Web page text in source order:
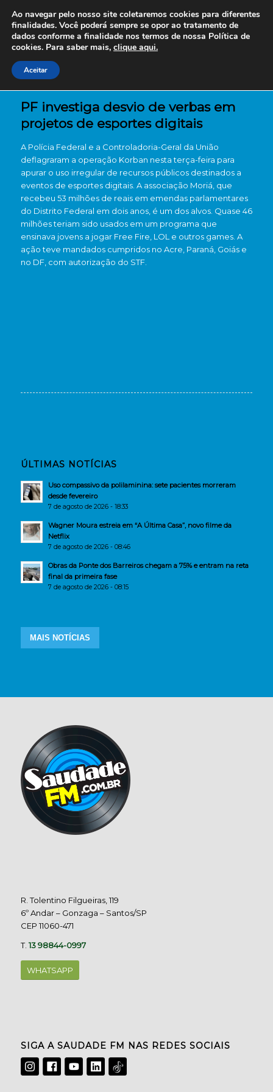
PF investiga desvio de verbas em
projetos de esportes digitais
A Polícia Federal e a Controladoria-Geral da União
deflagraram a operação Korban nesta terça-feira para
apurar o uso irregular de recursos públicos destinados a
eventos de esportes digitais. A associação Moriá, que
recebeu 53 milhões de reais em emendas parlamentares
do Distrito Federal em dois anos, é um dos alvos. Quase 46
milhões teriam sido usados em um programa que
ensinava jovens a jogar Free Fire, LOL e outros games. A
ação teve mandados cumpridos no Acre, Paraná, Goiás e
no DF, com autorização do STF.
ÚLTIMAS NOTÍCIAS
Uso compassivo da polilaminina: sete pacientes morreram
desde fevereiro
7 de agosto de 2026 - 18:33
Wagner Moura estreia em “A Última Casa”, novo filme da
Netflix
7 de agosto de 2026 - 08:46
Obras da Ponte dos Barreiros chegam a 75% e entram na reta
final da primeira fase
7 de agosto de 2026 - 08:15
MAIS NOTÍCIAS
R. Tolentino Filgueiras, 119
6º Andar – Gonzaga – Santos/SP
CEP 11060-471
T.13 98844-0997
WHATSAPP
SIGA A SAUDADE FM NAS REDES SOCIAIS
Ao navegar pelo nosso site coletaremos cookies para diferentes
finalidades. Você poderá sempre se opor ao tratamento de
dados conforme a finalidade nos termos de nossa Política de
cookies. Para saber mais, clique aqui.
Aceitar